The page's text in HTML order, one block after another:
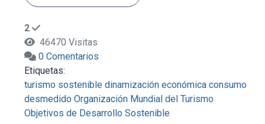
2
46470 Visitas
0 Comentarios
Etiquetas:
turismo sostenible dinamización económica consumo
desmedido Organización Mundial del Turismo
Objetivos de Desarrollo Sostenible